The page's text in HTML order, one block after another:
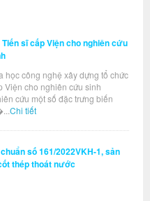
sĩ cấp Viện cho nghiên cứu
học công nghệ xây dựng tổ chức
Viện cho nghiên cứu sinh
cứu một số đặc trưng biến
Chi tiết
số 161/2022VKH-1, sản
thép thoát nước